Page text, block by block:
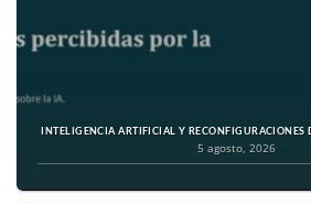
INTELIGENCIA ARTIFICIAL Y RECONFIGURACIONES
5 agosto, 2026